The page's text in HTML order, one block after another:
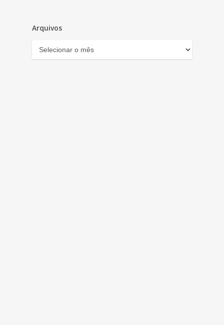
Arquivos
Arquivos